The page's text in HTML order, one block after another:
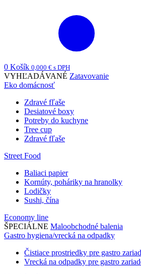
0 Košík 0,000 € s DPH
VYHĽADÁVANÉ Zatavovanie
Eko domácnosť
Zdravé fľaše
Desiatové boxy
Potreby do kuchyne
Tree cup
Zdravé fľaše
Street Food
Baliaci papier
Kornúty, poháriky na hranolky
Lodičky
Sushi, čína
Economy line
ŠPECIÁLNE Maloobchodné balenia
Gastro hygiena/vrecká na odpadky
Čistiace prostriedky pre gastro
Vrecká na odpadky pre gastro